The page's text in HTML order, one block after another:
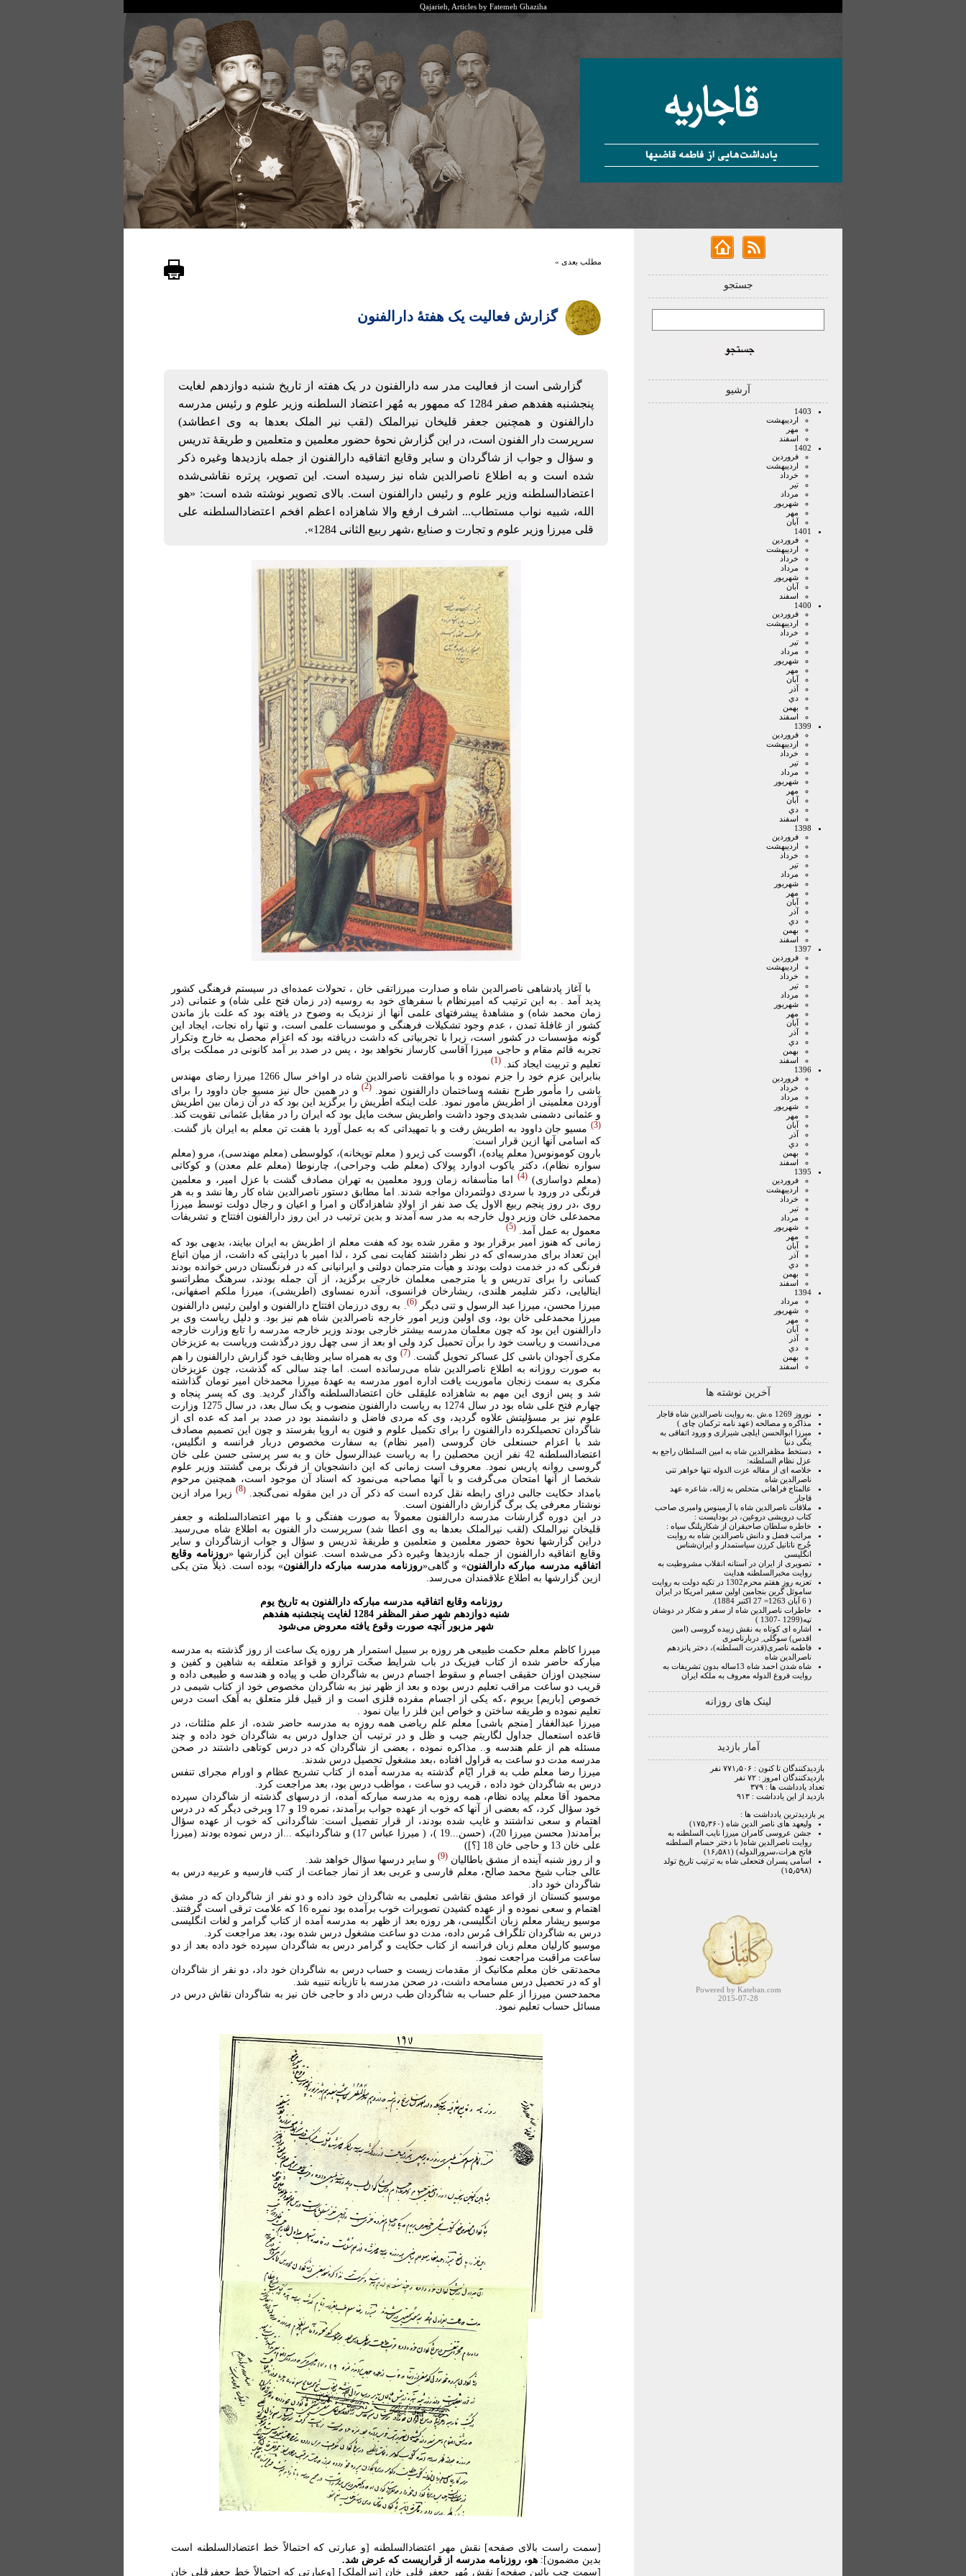
Qajarieh, Articles by Fatemeh Ghaziha
جستجو
آرشیو
1403
ارديبهشت
مهر
اسفند
1402
فروردين
ارديبهشت
خرداد
تير
مرداد
شهريور
مهر
آبان
1401
فروردين
ارديبهشت
خرداد
مرداد
شهريور
آبان
اسفند
1400
فروردين
ارديبهشت
خرداد
تير
مرداد
شهريور
مهر
آبان
آذر
دي
بهمن
اسفند
1399
فروردين
ارديبهشت
خرداد
تير
مرداد
شهريور
مهر
آبان
دي
اسفند
1398
فروردين
ارديبهشت
خرداد
تير
مرداد
شهريور
مهر
آبان
آذر
دي
بهمن
اسفند
1397
فروردين
ارديبهشت
خرداد
تير
مرداد
شهريور
مهر
آبان
آذر
دي
بهمن
اسفند
1396
فروردين
خرداد
مرداد
شهريور
مهر
آبان
آذر
دي
بهمن
اسفند
1395
فروردين
ارديبهشت
خرداد
تير
مرداد
شهريور
مهر
آبان
آذر
دي
بهمن
اسفند
1394
مرداد
شهريور
مهر
آبان
آذر
دي
بهمن
اسفند
آخرین نوشته ها
نوروز 1269 ه.ش .به روایت ناصرالدین شاه قاجار
مذاکره و مصالحه (عهد نامه ترکمان چای )
میرزا ابوالحسن ایلچی شیرازی و ورود اتفاقی به
ینگی دنیا
دستخط مظفرالدین شاه به امین السلطان راجع به
عزل نظام السلطنه:
خلاصه ای از مقاله عزت الدوله تنها خواهر تنی
ناصرالدین شاه
عالمتاج فراهانی متخلص به ژاله، شاعره عهد
قاجار
ملاقات ناصرالدین شاه با آرمینوس وامبری صاحب
کتاب درویشی دروغین، در بوداپست :
خاطره سلطان صاحبقران از شکارپلنگ سیاه :
مراتب فضل و دانش ناصرالدین شاه به روایت
جُرج ناتانیل کرزن سیاستمدار و ایران‌شناس
انگلیسی
تصویری از ایران در آستانه انقلاب مشروطیت به
روایت مخبرالسلطنه هدایت
تعزیه روز هفتم محرم1302 در تکیه دولت به روایت
ساموئل گرین بنجامین اولین سفیر امریکا در ایران
( 6 آبان 1263= 27 اکتبر 1884).
خاطرات ناصرالدین شاه از سفر و شکار در دوشان
تپه(1299 -1307 )
اشاره ای کوتاه به نقش زبیده گروسی (امین
اقدس) سوگلی ِ دربارناصری
فاطمه ناصری(قدرت السلطنه)، دختر پانزدهم
ناصرالدین شاه
شاه شدن احمد شاه 13ساله بدون تشریفات به
روایت فروغ الدوله معروف به ملکه ایران
لینک های روزانه
آمار بازدید
بازدیدکنندگان تا کنون : ۷۷۱٫۵۰۶ نفر
بازدیدکنندگان امروز : ۷۲ نفر
تعداد یادداشت ها : ۳۷۹
بازدید از این یادداشت : ۹۱۳
پر بازدیدترین یادداشت ها :
ولیعهد های ناصر الدین شاه (۱۷۵٫۳۶۰)
جشن عروسی کامران میرزا نایب السلطنه به
روایت ناصرالدین شاه( با دختر حسام السلطنه
فاتح هرات،سرورالدوله) (۱۶٫۵۸۱)
اسامی پسران فتحعلی شاه به ترتیب تاریخ تولد
(۱۵٫۵۹۸)
Powered by Kateban.com
2015-07-28
مطلب بعدی »
گزارش فعالیت یک هفتۀ دارالفنون
گزارشی است از فعالیت مدر سه دارالفنون در یک هفته از تاریخ شنبه دوازدهم لغایت
پنجشنبه هفدهم صفر 1284 که ممهور به مُهر اعتضاد السلطنه وزیر علوم و رئیس مدرسه
دارالفنون و همچنین جعفر قلیخان نیرالملک (لقب نیر الملک بعدها به وی اعطاشد)
سرپرست دار الفنون است، در این گزارش نحوۀ حضور معلمین و متعلمین و طریقۀ تدریس
و سؤال و جواب از شاگردان و سایر وقایع اتفاقیه دارالفنون از جمله بازدیدها وغیره ذکر
شده است و به اطلاع ناصرالدین شاه نیز رسیده است. این تصویر، پرتره نقاشی‌شده
اعتضادالسلطنه وزیر علوم و رئیس دارالفنون است. بالای تصویر نوشته شده است: «هو
الله، شبیه نواب مستطاب... اشرف ارفع والا شاهزاده اعظم افخم اعتضادالسلطنه علی
قلی میرزا وزیر علوم و تجارت و صنایع ،شهر ربیع الثانی 1284».
با آغاز پادشاهی ناصرالدین شاه و صدارت میرزاتقی خان ، تحولات عمده‌ای در سیستم فرهنگی کشور
پدید آمد . به این ترتیب که امیرنظام با سفرهای خود به روسیه (در زمان فتح علی شاه) و عثمانی (در
زمان محمد شاه) و مشاهدۀ پیشرفتهای علمی آنها از نزدیک به وضوح در یافته بود که علت باز ماندن
کشور از غافلۀ تمدن ، عدم وجود تشکیلات فرهنگی و موسسات علمی است، و تنها راه نجات، ایجاد این
گونه مؤسسات در کشور است، زیرا با تجربیاتی که داشت دریافته بود که اعزام محصل به خارج وتکرار
تجربه قائم مقام و حاجی میرزا آقاسی کارساز نخواهد بود ، پس در صدد بر آمد کانونی در مملکت برای
تعلیم و تربیت ایجاد کند. 1
بنابراین عزم خود را جزم نموده و با موافقت ناصرالدین شاه در اواخر سال 1266 میرزا رضای مهندس
باشی را مأمور طرح نقشه وساختمان دارالفنون نمود. 2
و در همین حال نیز مسیو جان داوود را برای
آوردن معلمینی از اطریش مأمور نمود. علت اینکه اطریش را برگزید این بود که در آن زمان بین اطریش
و عثمانی دشمنی شدیدی وجود داشت واطریش سخت مایل بود که ایران را در مقابل عثمانی تقویت کند.
3
مسیو جان داوود به اطریش رفت و با تمهیداتی که به عمل آورد با هفت تن معلم به ایران باز گشت.
که اسامی آنها ازین قرار است:
بارون کومونوس( معلم پیاده)، اگوست کی ژیرو ( معلم توپخانه)، کولوسطی (معلم مهندسی)، مرو (معلم
سواره نظام)، دکتر یاکوب ادوارد پولاک (معلم طب وجراحی)، چارنوطا (معلم علم معدن) و کوکاتی
(معلم دواسازی)
4 اما متأسفانه زمان ورود معلمین به تهران مصادف گشت با عزل امیر، و معلمین
فرنگی در ورود با سردی دولتمردان مواجه شدند. اما مطابق دستور ناصرالدین شاه کار رها نشد و به هر
روی ،در روز پنجم ربیع الاول یک صد نفر از اولادِ شاهزادگان و امرا و اعیان و رجال دولت توسط میرزا
محمدعلی خان وزیر دول خارجه به مدر سه آمدند و بدین ترتیب در این روز دارالفنون افتتاح و تشریفات
معمول به عمل آمد. 5
زمانی که هنوز امیر برقرار بود و مقرر شده بود که هفت معلم از اطریش به ایران بیایند، بدیهی بود که
این تعداد برای مدرسه‌ای که در نظر داشتند کفایت نمی کرد ، لذا امیر با درایتی که داشت، از میان اتباع
فرنگی که در خدمت دولت بودند و هیأت مترجمان دولتی و ایرانیانی که در فرنگستان درس خوانده بودند
کسانی را برای تدریس و یا مترجمی معلمان خارجی برگزید، از آن جمله بودند، سرهنگ مطراتسو
ایتالیایی، دکتر شلیمر هلندی، ریشارخان فرانسوی، آندره نمساوی (اطریشی)، میرزا ملکم اصفهانی،
میرزا محسن، میرزا عبد الرسول و تنی دیگر 6
. به روی درزمان افتتاح دارالفنون و اولین رئیس دارالفنون
میرزا محمدعلی خان بود، وی اولین وزیر امور خارجه ناصرالدین شاه هم نیز بود. و دلیل ریاست وی بر
دارالفنون این بود که چون معلمان مدرسه بیشتر خارجی بودند وزیر خارجه مدرسه را تابع وزارت خارجه
می‌دانست و ریاست خود را برآن تحمیل کرد ولی او بعد از سی چهل روز درگذشت وریاست به عزیزخان
مکری آجودان باشی کل عساکر تحویل گشت.
7 وی به همراه سایر وظایف خود گزارش دارالفنون را هم
به صورت روزانه به اطلاع ناصرالدین شاه می‌رسانده است. اما چند سالی که گذشت، چون عزیزخان
مکری به سمت زنجان ماموریت یافت اداره امور مدرسه به عهدۀ میرزا محمدخان امیر تومان گذاشته
شد و پس ازوی این مهم به شاهزاده علیقلی خان اعتضادالسلطنه واگذار گردید. وی که پسر پنجاه و
چهارم فتح علی شاه بود در سال 1274 به ریاست دارالفنون منصوب و یک سال بعد، در سال 1275 وزارت
علوم نیز بر مسؤلیتش علاوه گردید، وی که مردی فاضل و دانشمند بود در صدد بر امد که عده ای از
شاگردان تحصیلکرده دارالفنون را برای تکمیل علوم و فنون به اروپا بفرستد و چون این تصمیم مصادف
شد با اعزام حسنعلی خان گروسی (امیر نظام) به سفارت مخصوص دربار فرانسه و انگلیس،
اعتضادالسلطنه 42 نفر ازین محصلین را به ریاست عبدالرسول خان و به سر پرستی حسن علی خان
گروسی روانه پاریس نمود. معروف است زمانی که این دانشجویان از فرنگ برمی گشتند وزیر علوم
شخصا از آنها امتحان می‌گرفت و با آنها مصاحبه می‌نمود که اسناد آن موجود است، همچنین مرحوم
بامداد حکایت جالبی درای رابطه نقل کرده است که ذکر آن در این مقوله نمی‌گنجد.
8 زیرا مراد ازین
نوشتار معرفی یک برگ گزارش دارالفنون است.
در این دوره گزارشات مدرسه دارالفنون معمولاً به صورت هفتگی و با مهر اعتضادالسلطنه و جعفر
قلیخان نیرالملک (لقب نیرالملک بعدها به وی اعطا شد) سرپرست دار الفنون به اطلاع شاه می‌رسید.
دراین گزارشها نحوۀ حضور معلمین و متعلمین و طریقۀ تدریس و سؤال و جواب ازشاگردان و سایر
وقایع اتفاقیه دارالفنون از جمله بازدیدها وغیره ذکر می‌شده است. عنوان این گزارشها «روزنامه وقایع
اتفاقیه مدرسه مبارکه دارالفنون» و گاهی«روزنامه مدرسه مبارکه دارالفنون» بوده است. ذیلاً متن یکی
ازین گزارشها به اطلاع علاقمندان می‌رسد.
روزنامه وقایع اتفاقیه مدرسه مبارکه دارالفنون به تاریخ یوم
شنبه دوازدهم شهر صفر المظفر 1284 لغایت پنجشنبه هفدهم
شهر مزبور آنچه صورت وقوع یافته معروض می‌شود
میرزا کاظم معلم حکمت طبیعی هر روزه بر سبیل استمرار هر روزه یک ساعت از روز گذشته به مدرسه
مبارکه حاضر شده از کتاب فیزیک در باب شرایط صحّت ترازو و قواعد متعلقه به شاهین و کفین و
سنجیدن اوزان حقیقی اجسام و سقوط اجسام درس به شاگردان طب و پیاده و هندسه و طبیعی داده و
قریب دو ساعت مراقب تعلیم درس بوده و بعد از ظهر نیز به شاگردان مخصوص خود از کتاب شیمی در
خصوص [باریم] بریوم ،که یکی از اجسام مفرده فلزی است و از قبیل فلز متعلق به آهک است درس
تعلیم نموده و طریقه ساختن و خواص این فلز را بیان نمود .
میرزا عبدالغفار [منجم باشی] معلم علم ریاضی همه روزه به مدرسه حاضر شده، از علم مثلثات، در
قاعده استعمال جداول لگاریتم جیب و ظل و در ترتیب آن جداول درس به شاگردان خود داده و چند
مسئله هم از علم هندسه و.. مذاکره نموده ، بعضی از شاگردان که در درس کوتاهی داشتند در صحن
مدرسه مدت دو ساعت به قراول افتاده ،بعد مشغول تحصیل درس شدند.
میرزا رضا معلم طب به قرار ایّام گذشته به مدرسه آمده از کتاب تشریح عظام و اورام مجرای تنفس
درس به شاگردان خود داده ، قریب دو ساعت ، مواظب درس بود، بعد مراجعت کرد.
محمود آقا معلم پیاده نظام، همه روزه به مدرسه مبارکه آمده، از درسهای گذشته از شاگردان سپرده
خود سؤال کرد، که بعضی از آنها که خوب از عهده جواب برآمدند، نمره 19 و 17 وبرخی دیگر که در درس
اهتمام و سعی نداشتند و غایب شده بودند، از قرار تفصیل است: شاگردانی که خوب از عهده سؤال
برآمدند( محسن میرزا 20)، (حسن...19 )، ( میرزا عباس 17) و شاگردانیکه ...از درس نموده بودند (میرزا
علی خان 13 و حاجی خان 18 [؟])
و از روز شنبه آینده از مشق باطالیان 9
و سایر درسها سؤال خواهد شد.
عالی جناب شیخ محمد صالح، معلم فارسی و عربی بعد از نماز جماعت از کتب فارسیه و عربیه درس به
شاگردان خود داد.
موسیو کنستان از قواعد مشق نقاشی تعلیمی به شاگردان خود داده و دو نفر از شاگردان که در مشق
اهتمام و سعی نموده و از عهده کشیدن تصویرات خوب برآمده بود نمره 16 که علامت ترقی است گرفتند.
موسیو ریشار معلم زبان انگلیسی، هر روزه بعد از ظهر به مدرسه آمده از کتاب گرامر و لغات انگلیسی
درس به شاگردان تلگراف مُرس داده، مدت دو ساعت مشغول درس شده بود، بعد مراجعت کرد.
موسیو کارلیان معلم زبان فرانسه از کتاب حکایت و گرامر درس به شاگردان سپرده خود داده بعد از دو
ساعت مراقبت مراجعت نمود.
محمدتقی خان معلم مکانیک از مقدمات زیست و حساب درس به شاگردان خود داد، دو نفر از شاگردان
او که در تحصیل درس مسامحه داشت، در صحن مدرسه با تازیانه تنبیه شد.
محمدحسن میرزا از علم حساب به شاگردان طب درس داد و حاجی خان نیز به شاگردان نقاش درس در
مسائل حساب تعلیم نمود.
[سمت راست بالای صفحه] نقش مهر اعتضادالسلطنه [و عبارتی که احتمالاً خط اعتضادالسلطنه است
بدین مضمون]:هو، روزنامه مدرسه از قراریست که عرض شد.
[سمت چپ پائین صفحه] نقش مُهر جعفر قلی خان [نیرالملک] [وعبارتی که احتمالاً خط جعفرقلی خان